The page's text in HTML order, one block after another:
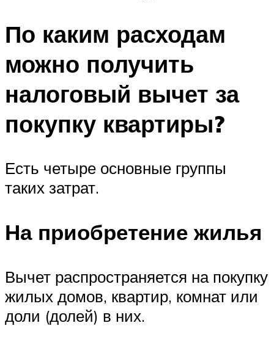
По каким расходам
можно получить
налоговый вычет за
покупку квартиры?
Есть четыре основные группы
таких затрат.
На приобретение жилья
Вычет распространяется на покупку
жилых домов, квартир, комнат или
доли (долей) в них.